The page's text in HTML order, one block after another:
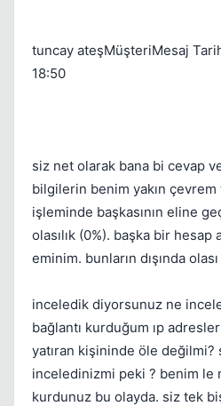
tuncay ateşMüşteriMesaj
18:50
siz net olarak bana bi cevap
bilgilerin benim yakın çevrem
işleminde başkasının eline
olasılık (0%). başka bir hesap
eminim. bunların dışında
inceledik diyorsunuz ne
bağlantı kurduğum ıp
yatıran kişininde öle değilmi?
inceledinizmi peki ? benim le
kurdunuz bu olayda. siz tek